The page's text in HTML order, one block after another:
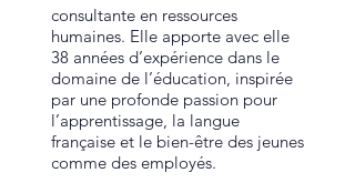
consultante en ressources
humaines. Elle apporte avec elle
38 années d’expérience dans le
domaine de l’éducation, inspirée
par une profonde passion pour
l’apprentissage, la langue
française et le bien-être des jeunes
comme des employés.